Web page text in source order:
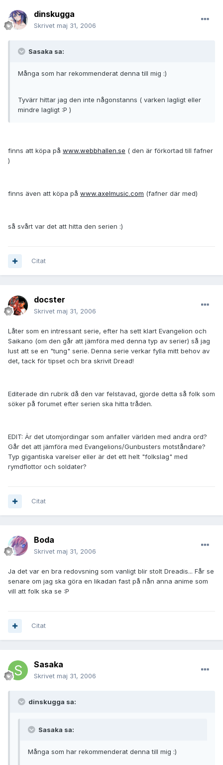
dinskugga
Skrivet maj 31, 2006
Sasaka sa:
Många som har rekommenderat denna till mig :)
Tyvärr hittar jag den inte någonstanns ( varken lagligt eller
mindre lagligt :P )
finns att köpa på www.webbhallen.se ( den är förkortad till fafner
)
finns även att köpa på www.axelmusic.com (fafner där med)
så svårt var det att hitta den serien :)
Citat
docster
Skrivet maj 31, 2006
Låter som en intressant serie, efter ha sett klart Evangelion och
Saikano (om den går att jämföra med denna typ av serier) så jag
lust att se en "tung" serie. Denna serie verkar fylla mitt behov av
det, tack för tipset och bra skrivit Dread!
Editerade din rubrik då den var felstavad, gjorde detta så folk som
söker på forumet efter serien ska hitta tråden.
EDIT: Är det utomjordingar som anfaller världen med andra ord?
Går det att jämföra med Evangelions/Gunbusters motståndare?
Typ gigantiska varelser eller är det ett helt "folkslag" med
rymdflottor och soldater?
Citat
Boda
Skrivet maj 31, 2006
Ja det var en bra redovsning som vanligt blir stolt Dreadis... Får se
senare om jag ska göra en likadan fast på nån anna anime som
vill att folk ska se :P
Citat
Sasaka
Skrivet maj 31, 2006
dinskugga sa:
Sasaka sa:
Många som har rekommenderat denna till mig :)